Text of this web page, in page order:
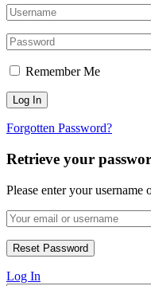
Remember Me
Forgotten Password?
Retrieve your
Please enter your username
Log In